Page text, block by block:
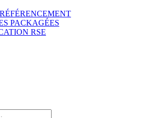
PACKAGÉES
RSE